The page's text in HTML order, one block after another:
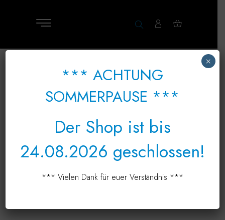
*** ACHTUNG
SOMMERPAUSE ***
Der Shop ist bis
24.08.2026 geschlossen!
*** Vielen Dank für euer Verständnis ***
×